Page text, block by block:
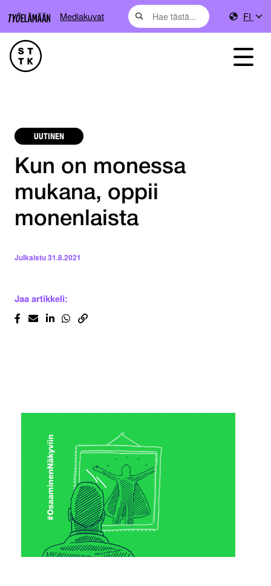
Mediakuvat FI
UUTINEN
Kun on monessa
mukana, oppii
monenlaista
Julkaistu31.8.2021
Jaa artikkeli: